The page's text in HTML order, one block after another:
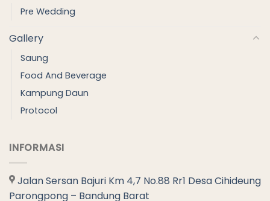
Pre Wedding
Gallery
Saung
Food And Beverage
Kampung Daun
Protocol
INFORMASI
Jalan Sersan Bajuri Km 4,7 No.88 Rr1 Desa Cihideung
Parongpong – Bandung Barat